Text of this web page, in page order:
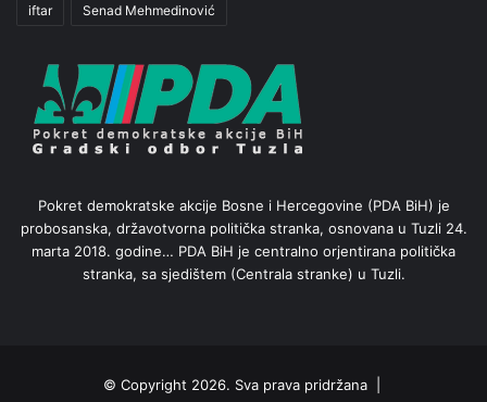
iftar Senad Mehmedinović
Pokret demokratske akcije Bosne i Hercegovine (PDA BiH) je
probosanska, državotvorna politička stranka, osnovana u Tuzli 24.
marta 2018. godine… PDA BiH je centralno orjentirana politička
stranka, sa sjedištem (Centrala stranke) u Tuzli.
© Copyright 2026. Sva prava pridržana |